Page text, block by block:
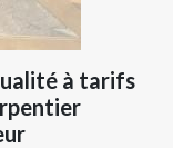
à tarifs